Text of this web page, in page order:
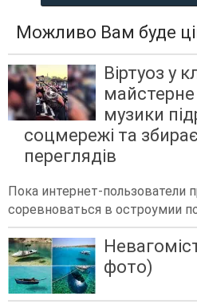
Можливо Вам буде
Віртуоз у
музики
соцмережі та
переглядів
Пока интернет-пользователи
соревноваться в остроумии
фото)